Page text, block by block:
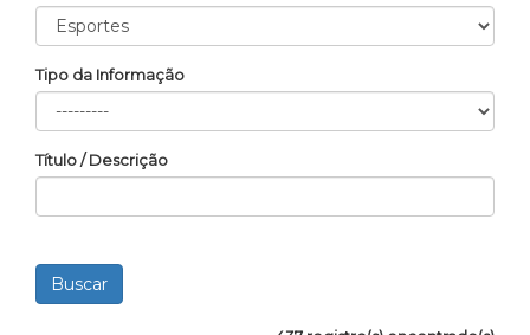
Tipo da Informação
Título / Descrição